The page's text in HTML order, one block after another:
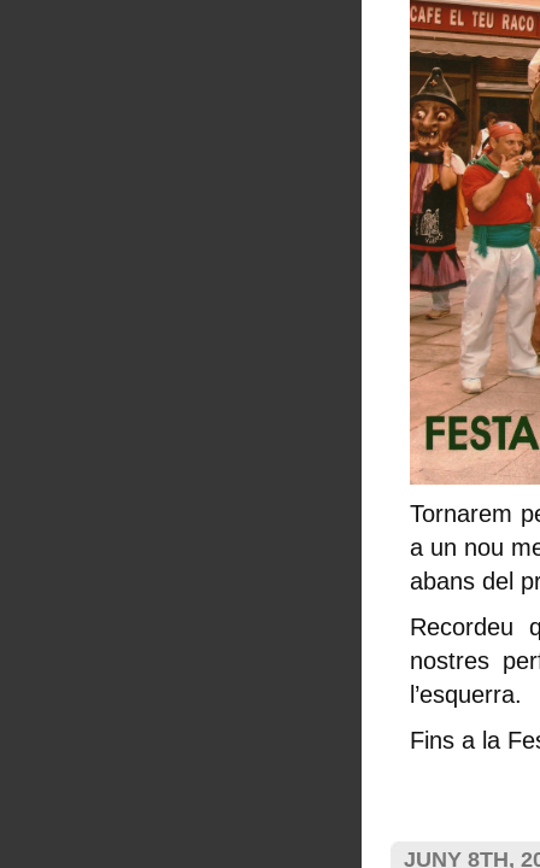
Tornarem
a un nou
abans del
Recordeu
nostres
l’esquerra.
Fins a la
JUNY 8TH,